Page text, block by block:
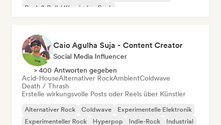
Rock & Roll / Klassischer Rock
Caio Agulha Suja - Content Creator
Social Media Influencer
> 400 Antworten gegeben
Acid-HouseAlternativer RockAmbientColdwave
Death / Thrash
Erstelle wirkungsvolle Posts oder Reels über Künstler
Alternativer Rock Coldwave
Experimentelle Elektronik
Experimenteller Rock
Hyperpop Indie-Rock Industrial